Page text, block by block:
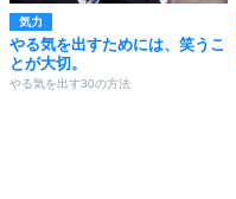
気力
やる気を出すためには、笑うこ
とが大切。
やる気を出す30の方法